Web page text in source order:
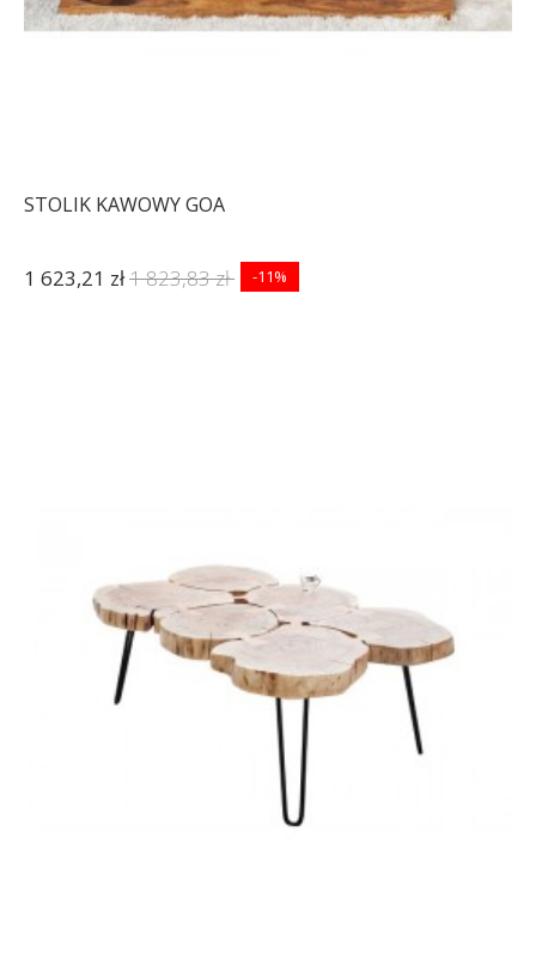
STOLIK KAWOWY GOA
1 623,21 zł1 823,83 zł -11%